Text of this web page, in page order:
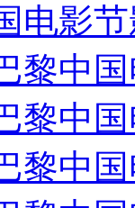
电影
黎中
黎中
黎中